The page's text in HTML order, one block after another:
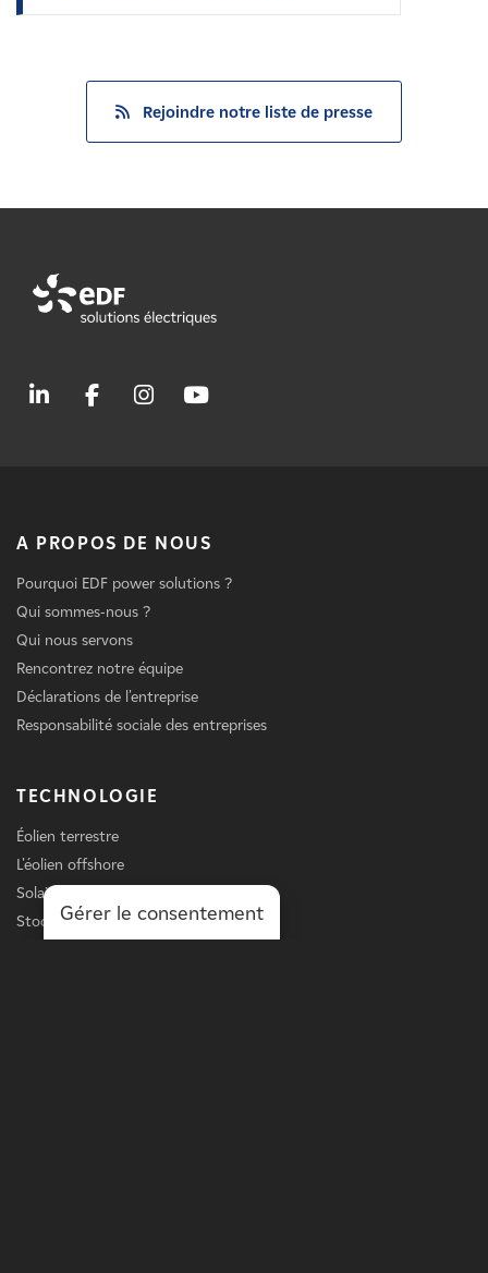
Rejoindre notre liste de presse
A PROPOS DE NOUS
Pourquoi EDF power solutions ?
Qui sommes-nous ?
Qui nous servons
Rencontrez notre équipe
Déclarations de l'entreprise
Responsabilité sociale des entreprises
TECHNOLOGIE
Éolien terrestre
L'éolien offshore
Solaire
StockageGérer le consentement